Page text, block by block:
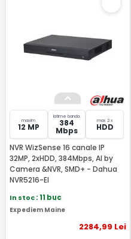
maxim
12 MP
latime banda
384
Mbps
max 2 x
HDD
NVR WizSense 16 canale IP
32MP, 2xHDD, 384Mbps, AI by
Camera &NVR, SMD+ - Dahua
NVR5216-EI
In stoc: 11 buc
Expediem Maine
2284,99 Lei